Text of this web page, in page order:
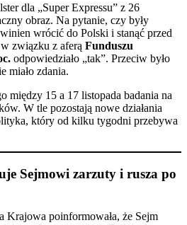
dla „Super Expressu” z 26
obraz. Na pytanie, czy były
wrócić do Polski i stanąć przed
związku z aferą Funduszu
odpowiedziało „tak”. Przeciw było
miało zdania.
między 15 a 17 listopada badania na
W tle pozostają nowe działania
który od kilku tygodni przebywa
Sejmowi zarzuty i rusza po
Krajowa poinformowała, że Sejm